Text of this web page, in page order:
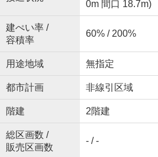
0m 間口 18.7m)
建ぺい率 /
容積率
60% / 200%
用途地域 無指定
都市計画 非線引区域
階建 2階建
総区画数 /
販売区画数
- / -